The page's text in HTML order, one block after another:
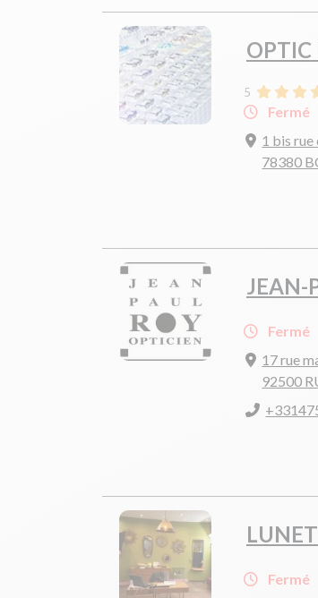
OPTIC
5
Fermé
1 bis rue
78380
JEAN-
Fermé
17 rue
92500
Fermé